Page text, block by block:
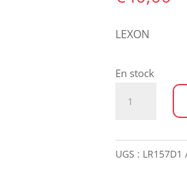
LEXON
En stock
FLIP
UGS : LR157D1